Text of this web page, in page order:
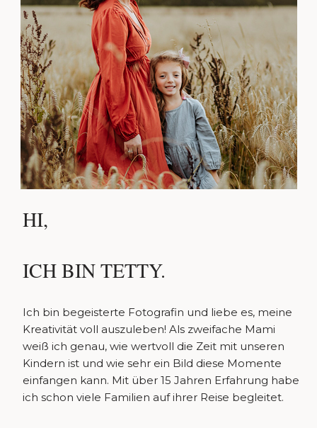
HI,
ICH BIN TETTY.
Ich bin begeisterte Fotografin und liebe es, meine
Kreativität voll auszuleben! Als zweifache Mami
weiß ich genau, wie wertvoll die Zeit mit unseren
Kindern ist und wie sehr ein Bild diese Momente
einfangen kann. Mit über 15 Jahren Erfahrung habe
ich schon viele Familien auf ihrer Reise begleitet.